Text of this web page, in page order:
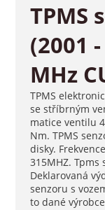
TPMS
(2001
MHz
TPMS
se stříbrným
matice ventilu
Nm. TPMS
disky.
315MHZ. Tpms
Deklarovaná
senzoru s
to dané